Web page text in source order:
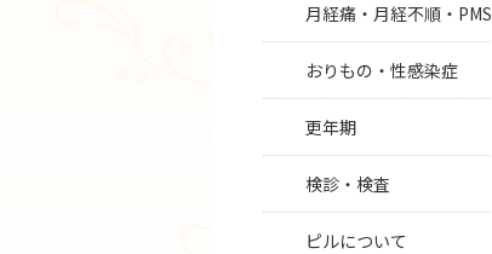
月経痛・月経不順・PMS
おりもの・性感染症
更年期
検診・検査
ピルについて